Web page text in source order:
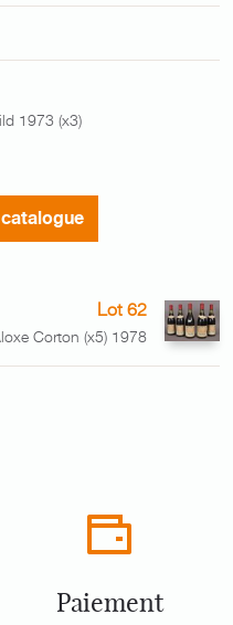
1973 (x3)
Lot 62
Corton (x5) 1978
Paiement